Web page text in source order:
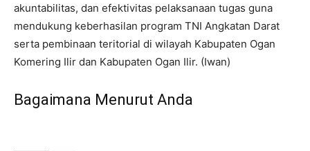
akuntabilitas, dan efektivitas pelaksanaan tugas guna
mendukung keberhasilan program TNI Angkatan Darat
serta pembinaan teritorial di wilayah Kabupaten Ogan
Komering Ilir dan Kabupaten Ogan Ilir. (Iwan)
Bagaimana Menurut Anda